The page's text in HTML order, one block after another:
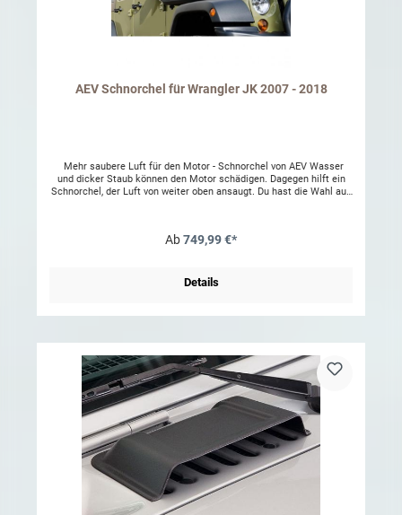
AEV Schnorchel für Wrangler JK 2007 - 2018
Mehr saubere Luft für den Motor - Schnorchel von AEV Wasser
und dicker Staub können den Motor schädigen. Dagegen hilft ein
Schnorchel, der Luft von weiter oben ansaugt. Du hast die Wahl aus
Benziner und 2007+ Diesel AEV 40306160AA, 2012+ Benziner AEV
Ab749,99 €*
Details